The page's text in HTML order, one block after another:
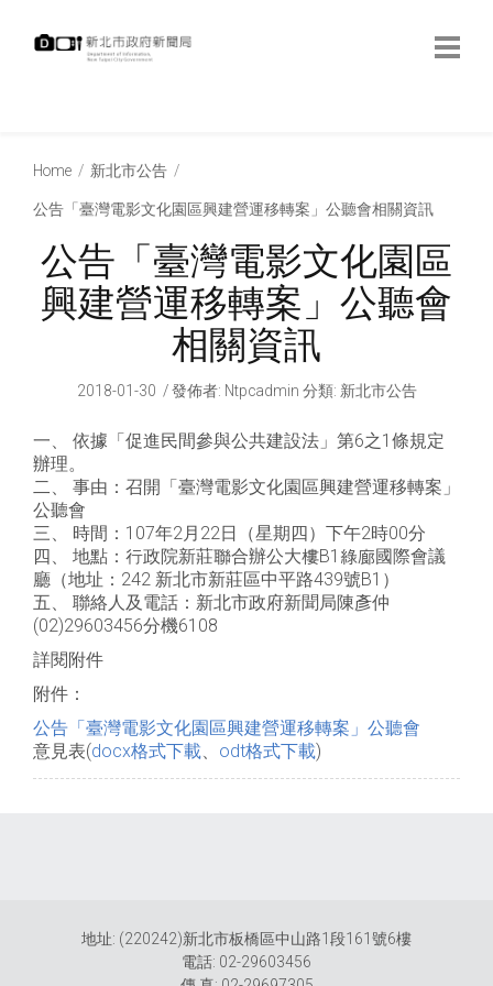
Home 新北市公告
公告「臺灣電影文化園區興建營運移轉案」公聽會相關資訊
公告「臺灣電影文化園區
興建營運移轉案」公聽會
相關資訊
2018-01-30 發佈者: Ntpcadmin 分類: 新北市公告
一、 依據「促進民間參與公共建設法」第6之1條規定
辦理。
二、 事由：召開「臺灣電影文化園區興建營運移轉案」
公聽會
三、 時間：107年2月22日（星期四）下午2時00分
四、 地點：行政院新莊聯合辦公大樓B1綠廊國際會議
廳（地址：242 新北市新莊區中平路439號B1）
五、 聯絡人及電話：新北市政府新聞局陳彥仲
(02)29603456分機6108
詳閱附件
附件：
公告「臺灣電影文化園區興建營運移轉案」公聽會
意見表(docx格式下載、 odt格式下載)
地址: (220242)新北市板橋區中山路1段161號6樓
電話: 02-29603456